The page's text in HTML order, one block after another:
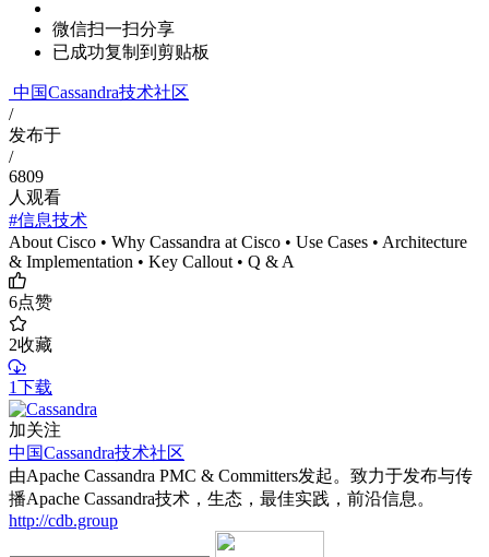
微信扫一扫分享
已成功复制到剪贴板
中国Cassandra技术社区
/
发布于
/
6809
人观看
#信息技术
About Cisco • Why Cassandra at Cisco • Use Cases • Architecture
& Implementation • Key Callout • Q & A
6点赞
2收藏
1下载
加关注
中国Cassandra技术社区
由Apache Cassandra PMC & Committers发起。致力于发布与传
播Apache Cassandra技术，生态，最佳实践，前沿信息。
http://cdb.group